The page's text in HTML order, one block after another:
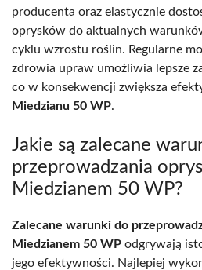
producenta oraz elastycznie
oprysków do aktualnych
cyklu wzrostu roślin. Regularne
zdrowia upraw umożliwia lepsze
co w konsekwencji zwiększa
Miedzianu 50 WP.
Jakie są zalecane
przeprowadzania
Miedzianem 50 WP?
Zalecane warunki do
Miedzianem 50 WP odgrywają
jego efektywności. Najlepiej